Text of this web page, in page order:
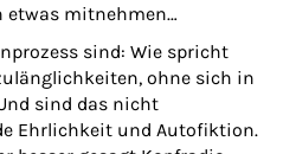
etwas mitnehmen…
sind: Wie spricht
ohne sich in
sind das nicht
Ehrlichkeit und Autofiktion.